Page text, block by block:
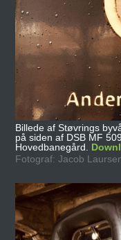
Billede af Støvrings
på siden af DSB MF
Hovedbanegård.
Fotograf: Jacob